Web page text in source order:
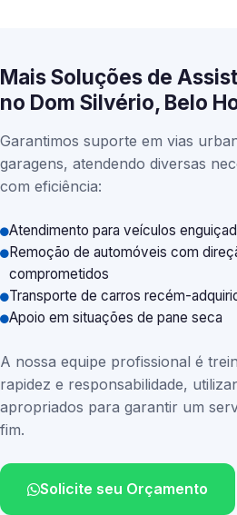
Mais Soluções de
no Dom Silvério, Belo
Garantimos suporte em vias
garagens, atendendo diversas
com eficiência:
Atendimento para veículos
Remoção de automóveis com
comprometidos
Transporte de carros recém-
Apoio em situações de pane seca
A nossa equipe profissional é
rapidez e responsabilidade,
apropriados para garantir um
fim.
Solicite seu Orçamento